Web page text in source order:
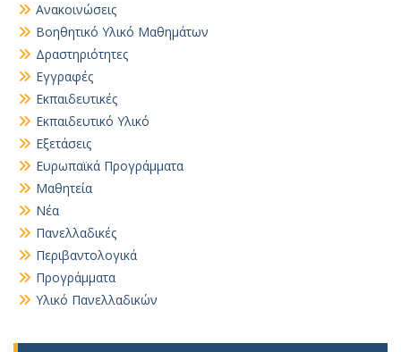
Ανακοινώσεις
Βοηθητικό Yλικό Mαθημάτων
Δραστηριότητες
Εγγραφές
Εκπαιδευτικές
Εκπαιδευτικό Υλικό
Εξετάσεις
Ευρωπαϊκά Προγράμματα
Μαθητεία
Νέα
Πανελλαδικές
Περιβαντολογικά
Προγράμματα
Υλικό Πανελλαδικών